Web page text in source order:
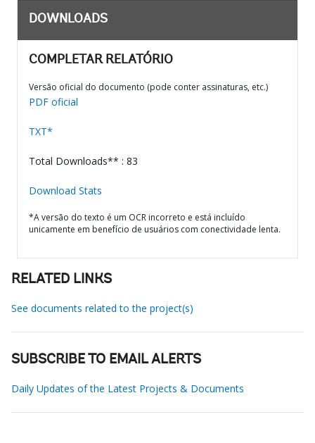
DOWNLOADS
COMPLETAR RELATÓRIO
Versão oficial do documento (pode conter assinaturas, etc.)
PDF oficial
TXT*
Total Downloads** : 83
Download Stats
*A versão do texto é um OCR incorreto e está incluído
unicamente em benefício de usuários com conectividade lenta.
RELATED LINKS
See documents related to the project(s)
SUBSCRIBE TO EMAIL ALERTS
Daily Updates of the Latest Projects & Documents